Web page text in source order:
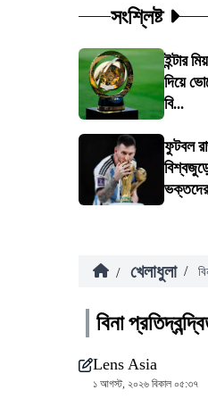
সংশ্লিষ্ট
ইন্টার
দিয়ে
বি...
ফুটবল
ভক্তদের
/ খেলাধুলা /
বিনা
Lens Asia
১ আগস্ট, ২০২৬ বিকাল ০৫:৩৭